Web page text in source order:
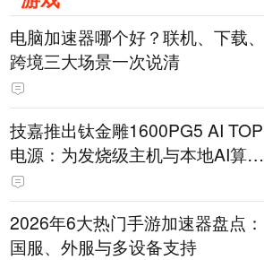
电脑加速器哪个好？联机、下载、
跨境三大场景一次说清
技嘉推出钛金雕1600PG5 AI TOP
电源：为发烧级主机与本地AI算力
打造旗舰供电方案
2026年6大热门手游加速器盘点：
国服、外服与多设备支持